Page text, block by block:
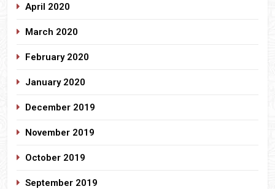
April 2020
March 2020
February 2020
January 2020
December 2019
November 2019
October 2019
September 2019